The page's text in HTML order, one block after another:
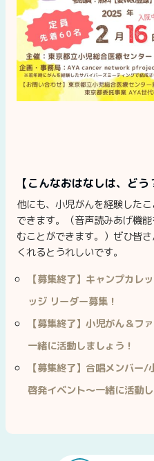
【こんなおはなしは、どう
他にも、小児がんを経験した
できます。（音声読みあげ機
むことができます。）ぜひ皆
くれるとうれしいです。
【募集終了】キャンプカレ
ッジ リーダー募集！
【募集終了】小児がん＆フ
一緒に活動しましょう！
【募集終了】合唱メンバー
啓発イベント〜一緒に活動